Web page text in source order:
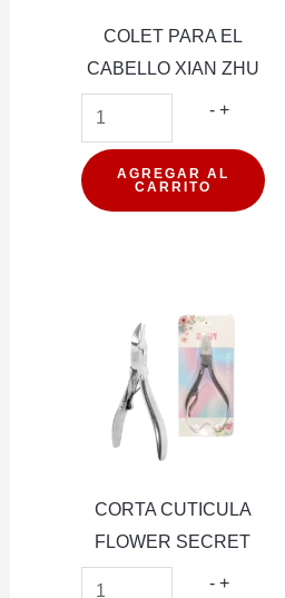
COLET PARA EL
CABELLO XIAN ZHU
- COLET
EL
+
AGREGAR AL
CARRITO
CORTA CUTICULA
FLOWER SECRET
- CORTA
+